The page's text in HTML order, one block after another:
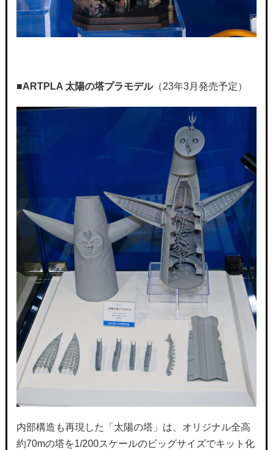
■ARTPLA 太陽の塔プラモデル（23年3月発売予定）
内部構造も再現した「太陽の塔」は、オリジナル全高
約70mの塔を1/200スケールのビッグサイズでキット化